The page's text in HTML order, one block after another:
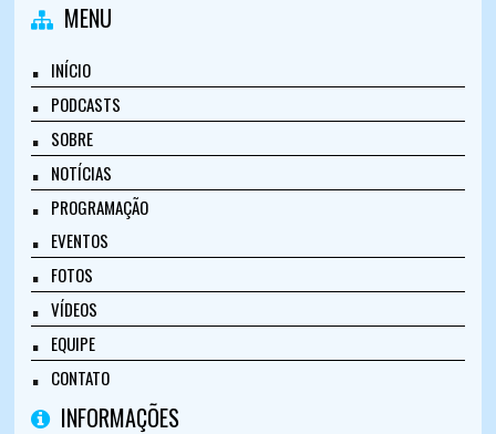
MENU
INÍCIO
PODCASTS
SOBRE
NOTÍCIAS
PROGRAMAÇÃO
EVENTOS
FOTOS
VÍDEOS
EQUIPE
CONTATO
INFORMAÇÕES